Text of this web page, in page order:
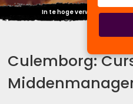
In te hoge verwachting
Culemborg: